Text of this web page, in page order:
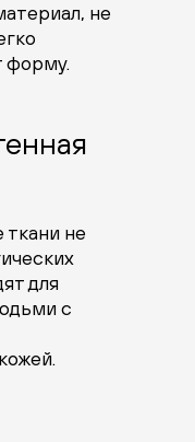
не
форму.
ткани не
для
с